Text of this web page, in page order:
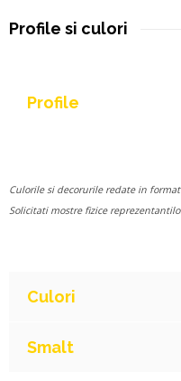
Profile si culori
Profile
Culorile si decorurile redate in
Solicitati mostre fizice
Culori
Smalt